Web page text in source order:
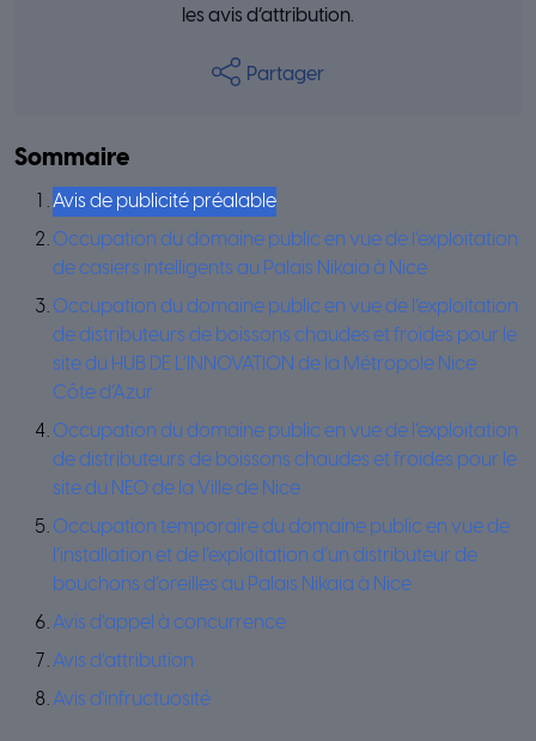
les avis d’attribution.
Partager
Sommaire
Avis de publicité préalable
Occupation du domaine public en vue de l’exploitation
de casiers intelligents au Palais Nikaia à Nice
Occupation du domaine public en vue de l’exploitation
de distributeurs de boissons chaudes et froides pour le
site du HUB DE L’INNOVATION de la Métropole Nice
Côte d’Azur
Occupation du domaine public en vue de l’exploitation
de distributeurs de boissons chaudes et froides pour le
site du NEO de la Ville de Nice
Occupation temporaire du domaine public en vue de
l’installation et de l’exploitation d’un distributeur de
bouchons d’oreilles au Palais Nikaia à Nice
Avis d’appel à concurrence
Avis d’attribution
Avis d'infructuosité